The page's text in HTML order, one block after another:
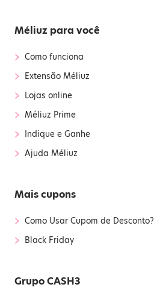
Méliuz para você
› Como funciona
› Extensão Méliuz
› Lojas online
› Méliuz Prime
› Indique e Ganhe
› Ajuda Méliuz
Mais cupons
› Como Usar Cupom de Desconto?
› Black Friday
Grupo CASH3